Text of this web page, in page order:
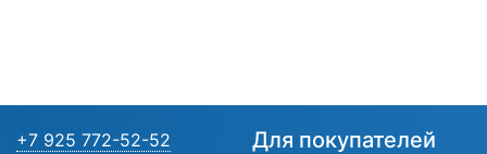
+7 925 772-52-52 Для покупателей